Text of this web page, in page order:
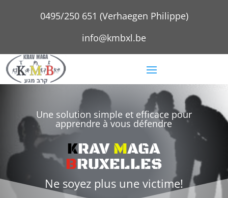
0495/250 651 (Verhaegen Philippe)
info@kmbxl.be
Une solution simple et efficace pour
apprendre à vous défendre
KRAV MAGA
BRUXELLES
Ne soyez plus une victime!